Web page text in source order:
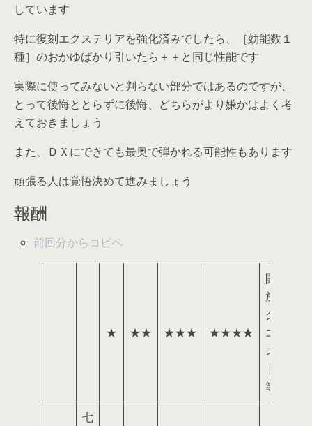
しています
特に復刻エクステリアを強化済みでしたら、［効能数１
種］のおかゆばかり引いたら＋＋と同じ性能です
実際に使ってみないと判らない部分ではあるのですが、
とって後悔ととらずに後悔、どちらがより嫌かはよく考
えておきましょう
また、ＤＸにできても最奥で弾かれる可能性もあります
頑張る人は覚悟決めて進みましょう
報酬
前回分からコピペ
★ ★★ ★★★ ★★★★
開
放
ク
エ
ス
ト
等
七